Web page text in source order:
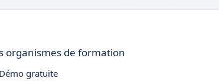
organismes de formation
Démo gratuite